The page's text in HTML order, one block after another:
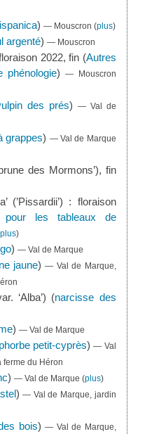
)— Mouscron (plus)
argenté)— Mouscron
2022, fin (Autres
phénologie)— Mouscron
des prés) — Val de
grappes) — Val de Marque
des Mormons’), fin
(’Pissardii’) : floraison
pour les tableaux de
plus)
)— Val de Marque
jaune)— Val de Marque,
‘Alba’) (narcisse des
)— Val de Marque
petit-cyprès)— Val
ferme du Héron
)— Val de Marque (plus)
)— Val de Marque, jardin
bois)— Val de Marque,